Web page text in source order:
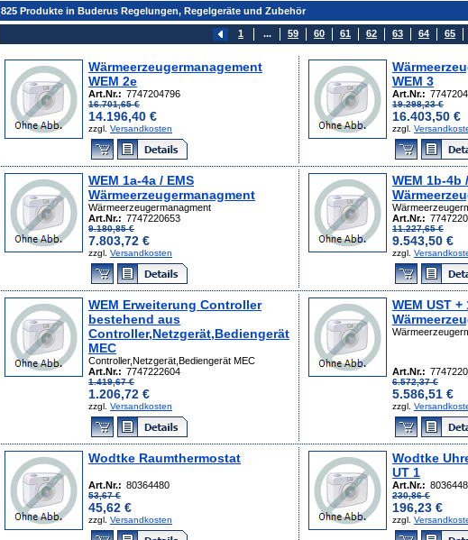
825 Produkte in Buderus Regelungen, Regelgeräte und Zubehör
1 ... 59 60 61 62 63 64 65
Wärmeerzeugermanagement
WEM 2e
WEM 3
Art.Nr.: 7747204796 Art.Nr.:
16.701,65 €
14.196,40 €
zzgl. Versandkosten
19.298,23 €
16.403,50 €
zzgl.
WEM 1a-4a / EMS
Wärmeerzeugermanagment
Wärmeerzeugermanagment
WEM 1b-4b
Art.Nr.: 7747220653 Art.Nr.:
9.180,85 €
7.803,72 €
zzgl. Versandkosten
11.227,65 €
9.543,50 €
zzgl.
WEM Erweiterung Controller
bestehend aus
Controller,Netzgerät,Bediengerät
MEC
Controller,Netzgerät,Bediengerät MEC
WEM UST +
Art.Nr.: 7747222604 Art.Nr.:
1.419,67 €
1.206,72 €
zzgl. Versandkosten
6.572,37 €
5.586,51 €
zzgl.
Wodtke Raumthermostat
Wodtke
UT 1
Art.Nr.: 80364480 Art.Nr.:
53,67 €
45,62 €
zzgl. Versandkosten
230,86 €
196,23 €
zzgl.